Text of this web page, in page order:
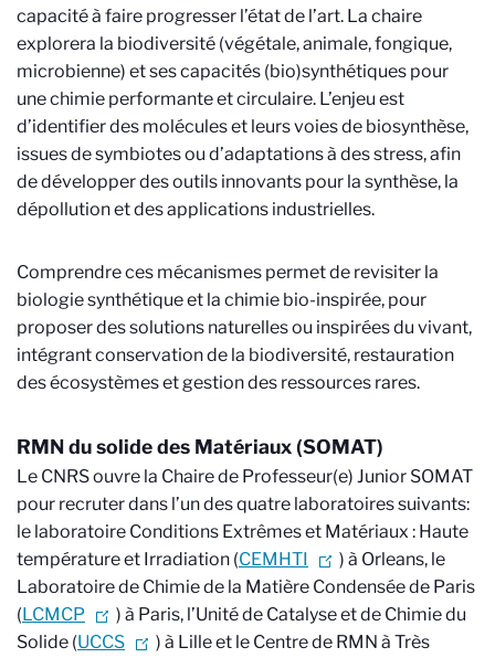
capacité à faire progresser l’état de l’art. La chaire
explorera la biodiversité (végétale, animale, fongique,
microbienne) et ses capacités (bio)synthétiques pour
une chimie performante et circulaire. L’enjeu est
d’identifier des molécules et leurs voies de biosynthèse,
issues de symbiotes ou d’adaptations à des stress, afin
de développer des outils innovants pour la synthèse, la
dépollution et des applications industrielles.
Comprendre ces mécanismes permet de revisiter la
biologie synthétique et la chimie bio-inspirée, pour
proposer des solutions naturelles ou inspirées du vivant,
intégrant conservation de la biodiversité, restauration
des écosystèmes et gestion des ressources rares.
RMN du solide des Matériaux (SOMAT)
Le CNRS ouvre la Chaire de Professeur(e) Junior SOMAT
pour recruter dans l’un des quatre laboratoires suivants:
le laboratoire Conditions Extrêmes et Matériaux : Haute
température et Irradiation (CEMHTI
) à Orleans, le
Laboratoire de Chimie de la Matière Condensée de Paris
(LCMCP
) à Paris, l’Unité de Catalyse et de Chimie du
Solide (UCCS
) à Lille et le Centre de RMN à Très